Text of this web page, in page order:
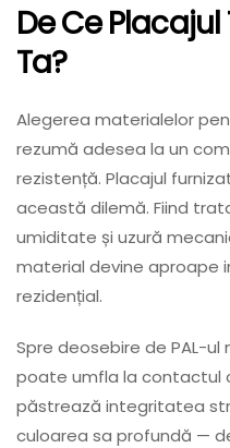
De Ce
Ta?
Alegerea materialelor
rezumă adesea la un
rezistență. Placajul
această dilemă. Fiind
umiditate și uzură
material devine aproape
rezidențial.
Spre deosebire de PAL-
poate umfla la contactul
păstrează integritatea
culoarea sa profundă —